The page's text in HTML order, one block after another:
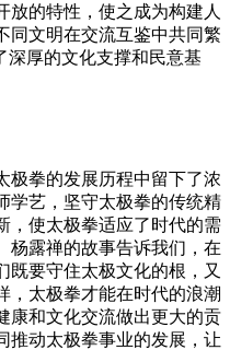
放的特性，使之成为构建人
同文明在交流互鉴中共同繁
深厚的文化支撑和民意基
极拳的发展历程中留下了浓
学艺，坚守太极拳的传统精
，使太极拳适应了时代的需
杨露禅的故事告诉我们，在
既要守住太极文化的根，又
，太极拳才能在时代的浪潮
康和文化交流做出更大的贡
推动太极拳事业的发展，让